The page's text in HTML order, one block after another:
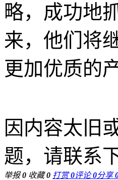
略，成功地
来，他们将
更加优质的
因内容太旧
题，请联系
举报0 收藏0 打赏0评论0分享